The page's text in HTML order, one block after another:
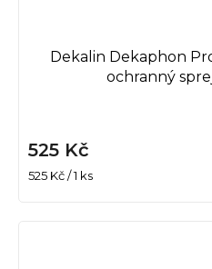
Dekalin Dekaphon
ochranný
525 Kč
Měrná
525 Kč / 1 ks